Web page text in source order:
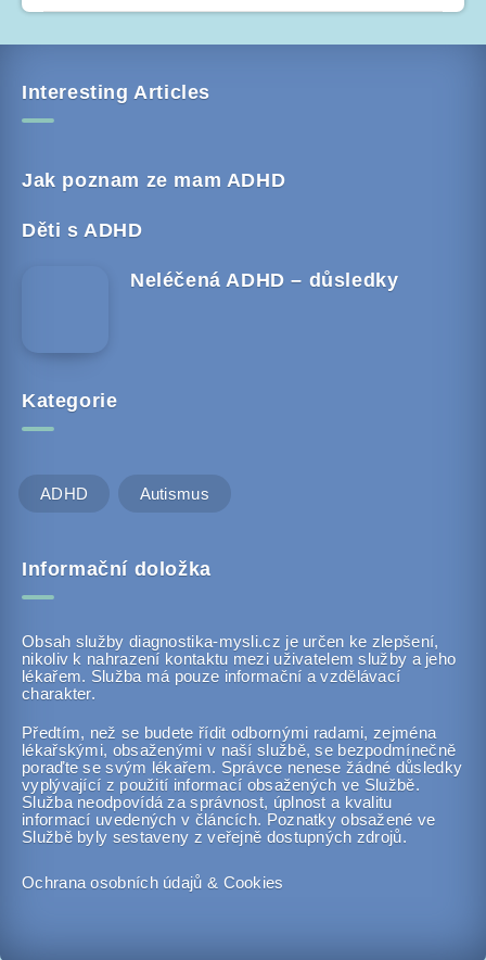
Interesting Articles
Jak poznam ze mam ADHD
Děti s ADHD
Neléčená ADHD – důsledky
Kategorie
ADHD Autismus
Informační doložka
Obsah služby diagnostika-mysli.cz je určen ke zlepšení,
nikoliv k nahrazení kontaktu mezi uživatelem služby a jeho
lékařem. Služba má pouze informační a vzdělávací
charakter.
Předtím, než se budete řídit odbornými radami, zejména
lékařskými, obsaženými v naší službě, se bezpodmínečně
poraďte se svým lékařem. Správce nenese žádné důsledky
vyplývající z použití informací obsažených ve Službě.
Služba neodpovídá za správnost, úplnost a kvalitu
informací uvedených v článcích. Poznatky obsažené ve
Službě byly sestaveny z veřejně dostupných zdrojů.
Ochrana osobních údajů & Cookies